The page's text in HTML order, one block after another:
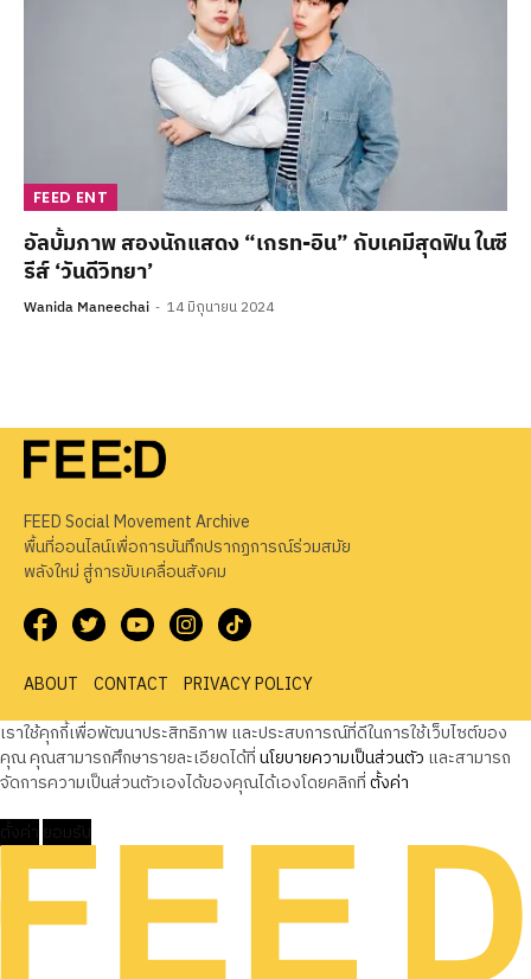
FEED ENT
อัลบั้มภาพ สองนักแสดง “เกรท-อิน” กับเคมีสุดฟิน ในซี
รีส์ ‘วันดีวิทยา’
Wanida Maneechai 14 มิถุนายน 2024
FEED Social Movement Archive
พื้นที่ออนไลน์เพื่อการบันทึกปรากฏการณ์ร่วมสมัย
พลังใหม่ สู่การขับเคลื่อนสังคม
ABOUT CONTACT
PRIVACY POLICY
เราใช้คุกกี้เพื่อพัฒนาประสิทธิภาพ และประสบการณ์ที่ดีในการใช้เว็บไซต์ของ
คุณ คุณสามารถศึกษารายละเอียดได้ที่นโยบายความเป็นส่วนตัว และสามารถ
จัดการความเป็นส่วนตัวเองได้ของคุณได้เองโดยคลิกที่ตั้งค่า